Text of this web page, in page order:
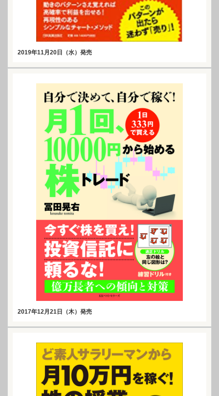
2019年11月20日（水）発売
2017年12月21日（木）発売